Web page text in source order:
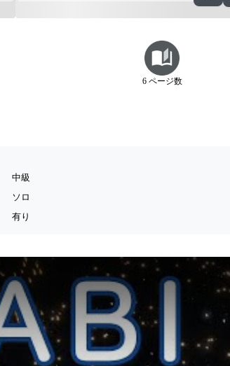
6 ページ数
中級
ソロ
有り